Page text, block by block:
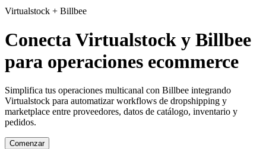
Virtualstock + Billbee
Conecta Virtualstock y Billbee
para operaciones ecommerce
Simplifica tus operaciones multicanal con Billbee integrando
Virtualstock para automatizar workflows de dropshipping y
marketplace entre proveedores, datos de catálogo, inventario y
pedidos.
Comenzar